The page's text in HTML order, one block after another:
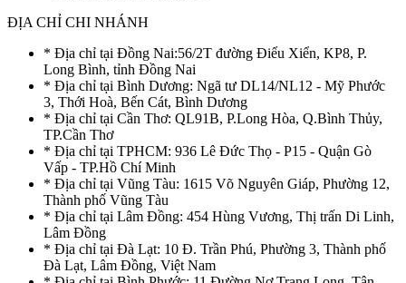
ĐỊA CHỈ CHI NHÁNH
* Địa chỉ tại Đồng Nai:56/2T đường Điểu Xiển, KP8, P.
Long Bình, tỉnh Đồng Nai
* Địa chỉ tại Bình Dương: Ngã tư DL14/NL12 - Mỹ Phước
3, Thới Hoà, Bến Cát, Bình Dương
* Địa chỉ tại Cần Thơ: QL91B, P.Long Hòa, Q.Bình Thủy,
TP.Cần Thơ
* Địa chỉ tại TPHCM: 936 Lê Đức Thọ - P15 - Quận Gò
Vấp - TP.Hồ Chí Minh
* Địa chỉ tại Vũng Tàu: 1615 Võ Nguyên Giáp, Phường 12,
Thành phố Vũng Tàu
* Địa chỉ tại Lâm Đồng: 454 Hùng Vương, Thị trấn Di Linh,
Lâm Đồng
* Địa chỉ tại Đà Lạt: 10 Đ. Trần Phú, Phường 3, Thành phố
Đà Lạt, Lâm Đồng, Việt Nam